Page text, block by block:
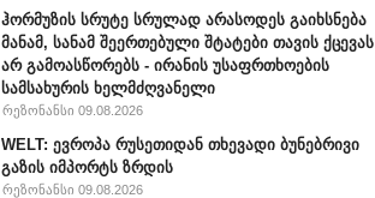
ჰორმუზის სრუტე სრულად არასოდეს გაიხსნება
მანამ, სანამ შეერთებული შტატები თავის ქცევას
არ გამოასწორებს - ირანის უსაფრთხოების
სამსახურის ხელმძღვანელი
რეზონანსი 09.08.2026
WELT: ევროპა რუსეთიდან თხევადი ბუნებრივი
გაზის იმპორტს ზრდის
რეზონანსი 09.08.2026